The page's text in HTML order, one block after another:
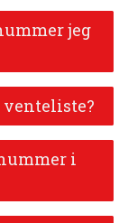
jeg
venteliste?
i